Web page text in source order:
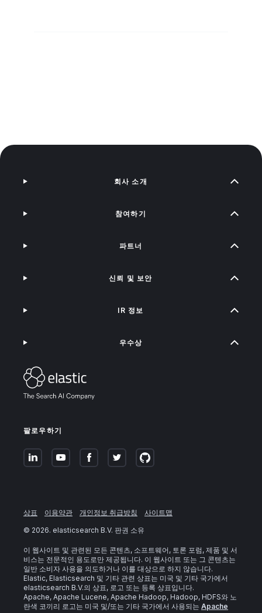
팔로우하기
회사 소개
참여하기
파트너
신뢰 및 보안
IR 정보
우수상
상표 이용약관 개인정보 취급방침
사이트맵
© 2026. elasticsearch B.V. 판권 소유
이 웹사이트 및 관련된 모든 콘텐츠, 소프트웨어, 토론 포럼, 제품 및 서
비스는 전문적인 용도로만 제공됩니다. 이 웹사이트 또는 그 콘텐츠는
일반 소비자 사용을 의도하거나 이를 대상으로 하지 않습니다.
Elastic, Elasticsearch 및 기타 관련 상표는 미국 및 기타 국가에서
elasticsearch B.V.의 상표, 로고 또는 등록 상표입니다.
Apache, Apache Lucene, Apache Hadoop, Hadoop, HDFS와 노
란색 코끼리 로고는 미국 및/또는 기타 국가에서 사용되는 Apache